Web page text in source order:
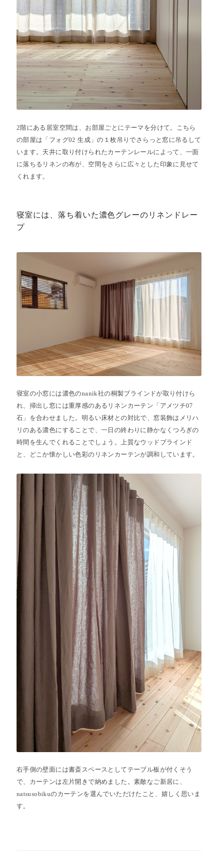
2階にある居室空間は、お部屋ごとにテーマを分けて。こちら
の部屋は「フォグ02 生成」の１枚吊りでさらっと窓に吊るして
います。天井に取り付けられたカーテンレールによって、一面
に落ちるリネンの布が、空間をさらに広々とした印象に見せて
くれます。
寝室には、落ち着いた濃色グレーのリネンドレー
プ
寝室の小窓には濃色のnanik社の桐製ブラインドが取り付けら
れ、掃出し窓には重厚感のあるリネンカーテン「アメツチ07
石」を合わせました。明るい床材との対比で、窓装飾はメリハ
リのある濃色にすることで、一日の終わりに静かなくつろぎの
時間を生んでくれることでしょう。上質なウッドブラインド
と、どこか懐かしい色彩のリネンカーテンが調和しています。
右手側の壁面には書斎スペースとしてテーブル板が付くそう
で、カーテンは左片開きで納めました。素敵なご新居に、
natsusobikuのカーテンを選んでいただけたこと、嬉しく思いま
す。